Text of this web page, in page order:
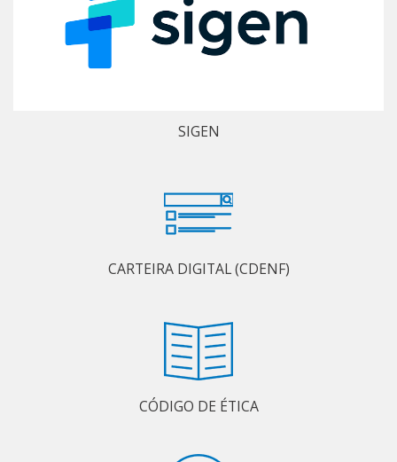
SIGEN
CARTEIRA DIGITAL (CDENF)
CÓDIGO DE ÉTICA